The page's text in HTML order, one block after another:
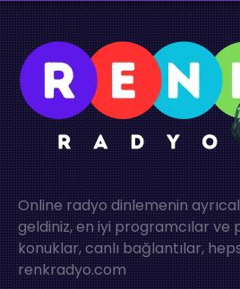
Online radyo dinlemenin
geldiniz, en iyi programcılar
konuklar, canlı bağlantılar,
renkradyo.com